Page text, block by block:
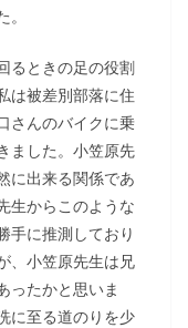
るときの足の役割
は被差別部落に住
さんのバイクに乗
ました。小笠原先
に出来る関係であ
生からこのような
手に推測しており
、小笠原先生は兄
ったかと思いま
に至る道のりを少